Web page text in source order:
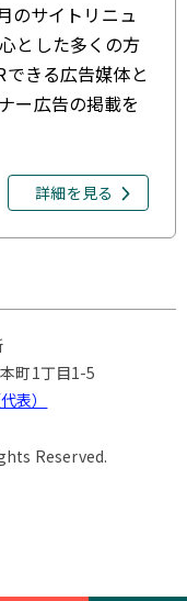
のサイトリニュ
とした多くの方
きる広告媒体と
ー広告の掲載を
詳細を見る
町1丁目1-5
表）
Reserved.